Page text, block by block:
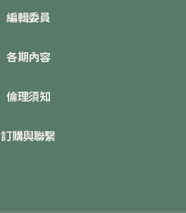
編輯委員
各期內容
倫理須知
訂購與聯繫